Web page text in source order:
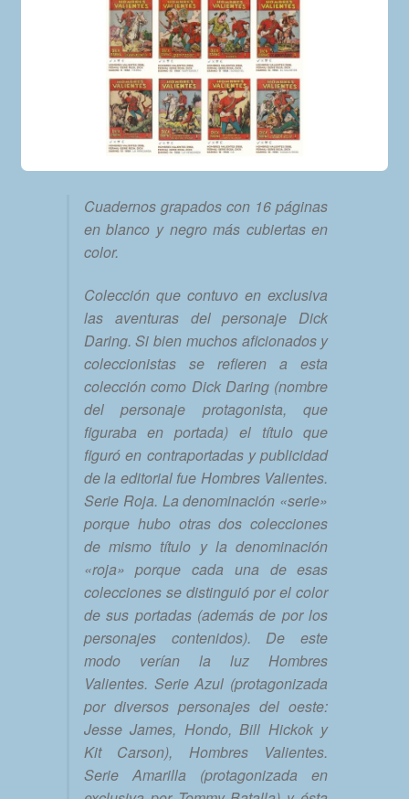
Cuadernos grapados con 16 páginas
en blanco y negro más cubiertas en
color.
Colección que contuvo en exclusiva
las aventuras del personaje Dick
Daring. Si bien muchos aficionados y
coleccionistas se refieren a esta
colección como Dick Daring (nombre
del personaje protagonista, que
figuraba en portada) el título que
figuró en contraportadas y publicidad
de la editorial fue Hombres Valientes.
Serie Roja. La denominación «serie»
porque hubo otras dos colecciones
de mismo título y la denominación
«roja» porque cada una de esas
colecciones se distinguió por el color
de sus portadas (además de por los
personajes contenidos). De este
modo verían la luz Hombres
Valientes. Serie Azul (protagonizada
por diversos personajes del oeste:
Jesse James, Hondo, Bill Hickok y
Kit Carson), Hombres Valientes.
Serie Amarilla (protagonizada en